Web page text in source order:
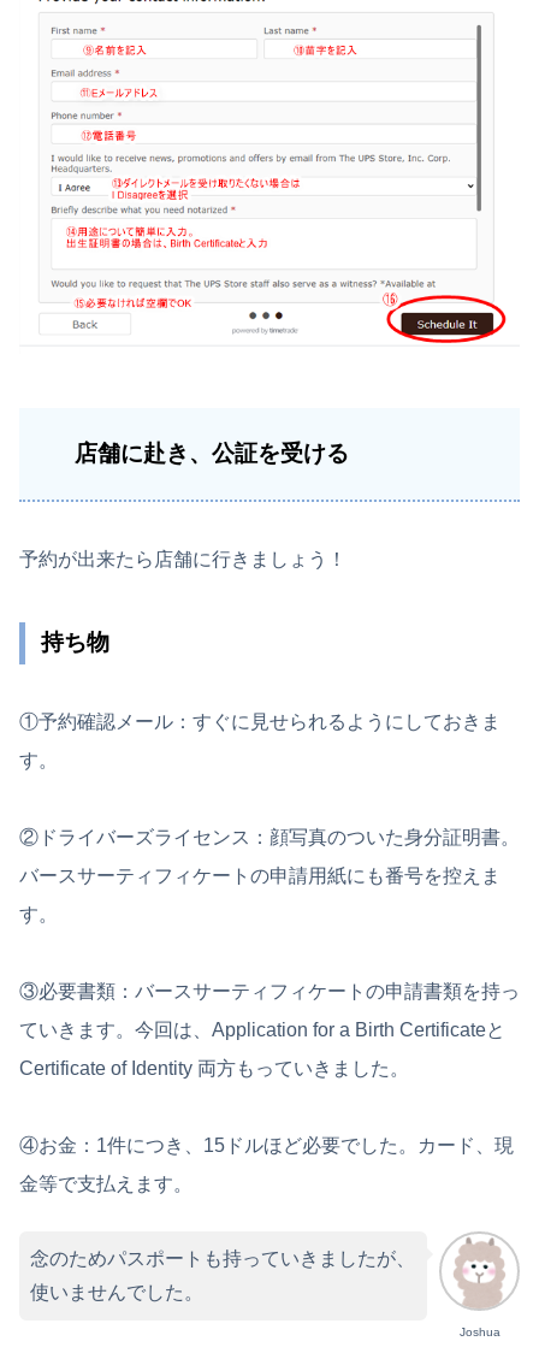
店舗に赴き、公証を受ける
予約が出来たら店舗に行きましょう！
持ち物
①予約確認メール：すぐに見せられるようにしておきま
す。
②ドライバーズライセンス：顔写真のついた身分証明書。
バースサーティフィケートの申請用紙にも番号を控えま
す。
③必要書類：バースサーティフィケートの申請書類を持っ
ていきます。今回は、Application for a Birth Certificateと
Certificate of Identity 両方もっていきました。
④お金：1件につき、15ドルほど必要でした。カード、現
金等で支払えます。
Joshua
念のためパスポートも持っていきましたが、
使いませんでした。